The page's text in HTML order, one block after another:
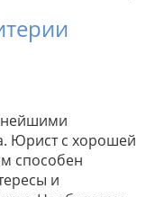
Юрист с хорошей
способен
и